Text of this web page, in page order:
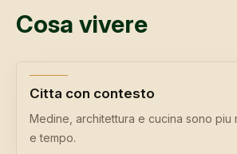
Cosa vivere
Citta con contesto
Medine, architettura e cucina sono piu
e tempo.